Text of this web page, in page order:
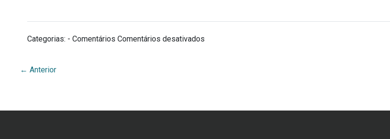
Categorias: - Comentários Comentários desativados
← Anterior